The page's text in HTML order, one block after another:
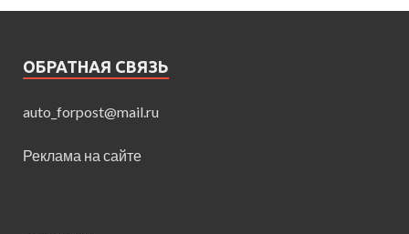
ОБРАТНАЯ СВЯЗЬ
auto_forpost@mail.ru
Реклама на сайте